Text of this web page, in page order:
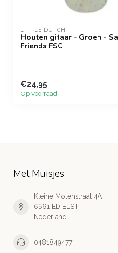
LITTLE DUTCH
Houten gitaar - Groen -
Friends FSC
€24,95
Op voorraad
Met Muisjes
Kleine Molenstraat 4A
6661 ED ELST
Nederland
0481849477